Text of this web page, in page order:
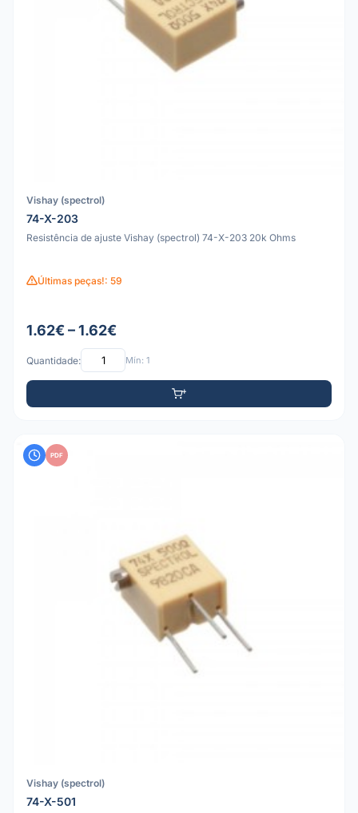
Vishay (spectrol)
74-X-203
Resistência de ajuste Vishay (spectrol) 74-X-203 20k Ohms
Últimas peças!: 59
1.62€ – 1.62€
Quantidade: Mín: 1
PDF
Vishay (spectrol)
74-X-501